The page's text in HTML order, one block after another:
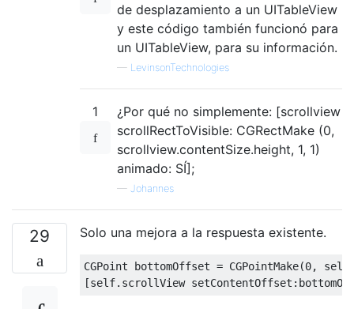
de desplazamiento a un UITableView
y este código también funcionó para
un UITableView, para su información.
— LevinsonTechnologies
1
¿Por qué no simplemente: [scrollview
scrollRectToVisible: CGRectMake (0,
scrollview.contentSize.height, 1, 1)
animado: SÍ];
— Johannes
29 Solo una mejora a la respuesta existente.
CGPoint bottomOffset = CGPointMake(0, self
[self. scrollView setContentOffset :